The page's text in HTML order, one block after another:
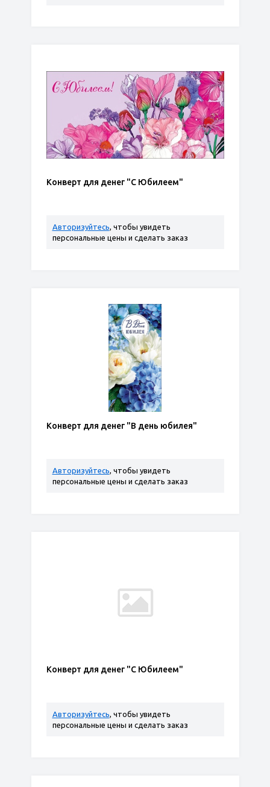
Конверт для денег "С Юбилеем"
Авторизуйтесь, чтобы увидеть
персональные цены и сделать заказ
Конверт для денег "В день юбилея"
Авторизуйтесь, чтобы увидеть
персональные цены и сделать заказ
Конверт для денег "С Юбилеем"
Авторизуйтесь, чтобы увидеть
персональные цены и сделать заказ